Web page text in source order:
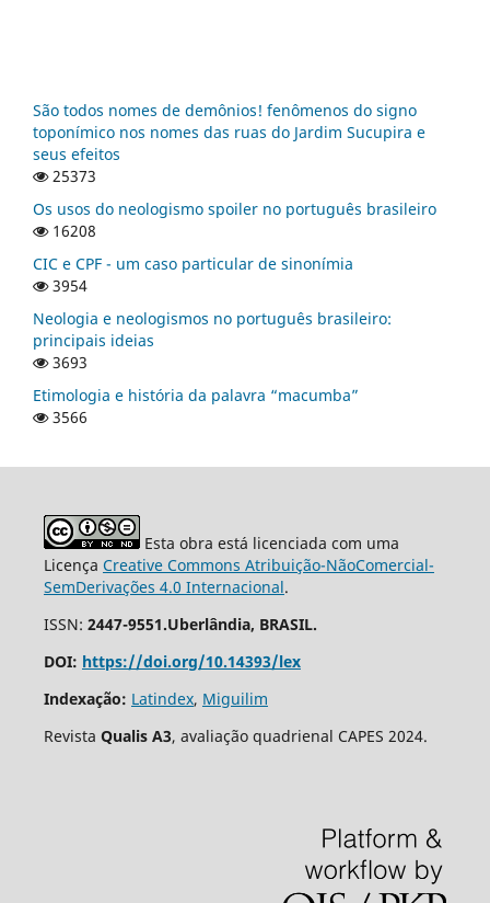
São todos nomes de demônios! fenômenos do signo
toponímico nos nomes das ruas do Jardim Sucupira e
seus efeitos
25373
Os usos do neologismo spoiler no português brasileiro
16208
CIC e CPF - um caso particular de sinonímia
3954
Neologia e neologismos no português brasileiro:
principais ideias
3693
Etimologia e história da palavra “macumba”
3566
Esta obra está licenciada com uma
Licença Creative Commons Atribuição-NãoComercial-
SemDerivações 4.0 Internacional.
ISSN: 2447-9551.Uberlândia, BRASIL.
DOI: https://doi.org/10.14393/lex
Indexação: Latindex, Miguilim
Revista Qualis A3, avaliação quadrienal CAPES 2024.